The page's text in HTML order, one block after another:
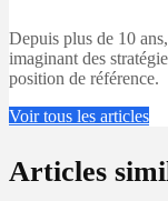
Depuis plus de 10
imaginant des
position de référence.
Voir tous les articles
Articles